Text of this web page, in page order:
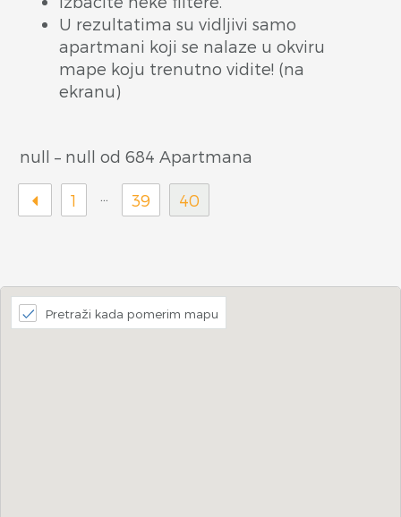
U rezultatima su vidljivi samo
apartmani koji se nalaze u okviru
mape koju trenutno vidite! (na
ekranu)
null – null od 684 Apartmana
1 39 40
Pretraži kada pomerim mapu